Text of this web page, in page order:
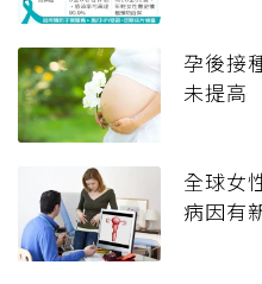
孕後接
未提高
全球女
病因有